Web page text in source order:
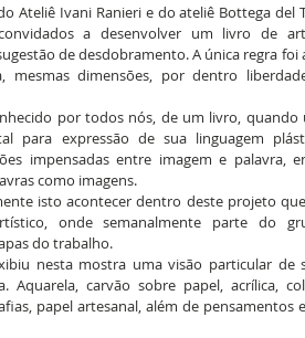
Ateliê Ivani Ranieri e do ateliê Bottega
a desenvolver um livro de
de desdobramento. A única regra
mesmas dimensōes, por dentro
por todos nós, de um livro, quando
para expressão de sua linguagem
impensadas entre imagem e
como imagens.
isto acontecer dentro deste projeto
onde semanalmente parte do
do trabalho.
nesta mostra uma visão particular de
Aquarela, carvão sobre papel, acrílica,
papel artesanal, além de